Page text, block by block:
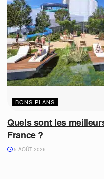
BONS PLANS
Quels sont les
France ?
5 AOÛT 2026